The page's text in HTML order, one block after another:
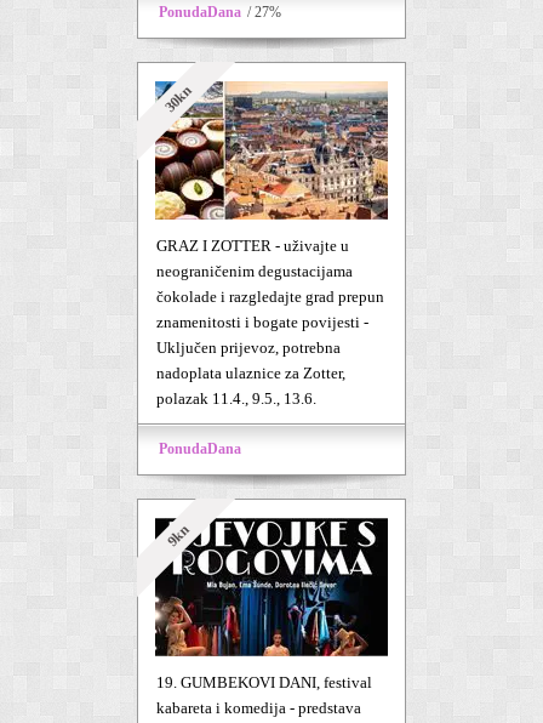
PonudaDana / 27%
30kn
GRAZ I ZOTTER - uživajte u
neograničenim degustacijama
čokolade i razgledajte grad prepun
znamenitosti i bogate povijesti -
Uključen prijevoz, potrebna
nadoplata ulaznice za Zotter,
polazak 11.4., 9.5., 13.6.
PonudaDana
9kn
19. GUMBEKOVI DANI, festival
kabareta i komedija - predstava